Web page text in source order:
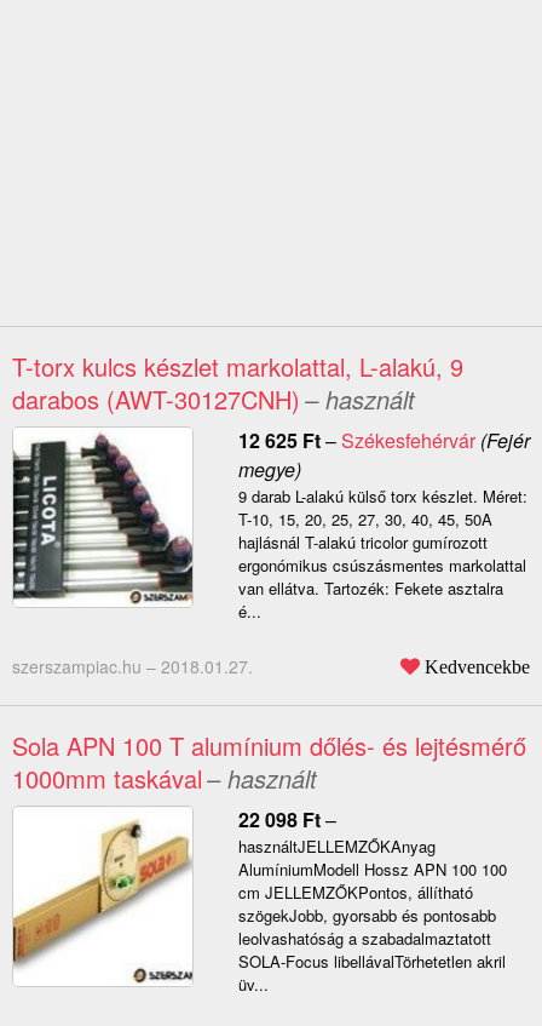
T-torx kulcs készlet markolattal, L-alakú, 9
darabos (AWT-30127CNH) – használt
12 625 Ft–Székesfehérvár(Fejér
megye)
9 darab L-alakú külső torx készlet. Méret:
T-10, 15, 20, 25, 27, 30, 40, 45, 50A
hajlásnál T-alakú tricolor gumírozott
ergonómikus csúszásmentes markolattal
van ellátva. Tartozék: Fekete asztalra
é...
szerszampiac.hu – 2018.01.27. Kedvencekbe
Sola APN 100 T alumínium dőlés- és lejtésmérő
1000mm taskával– használt
22 098 Ft–
használtJELLEMZŐKAnyag
AlumíniumModell Hossz APN 100 100
cm JELLEMZŐKPontos, állítható
szögekJobb, gyorsabb és pontosabb
leolvashatóság a szabadalmaztatott
SOLA-Focus libellávalTörhetetlen akril
üv...